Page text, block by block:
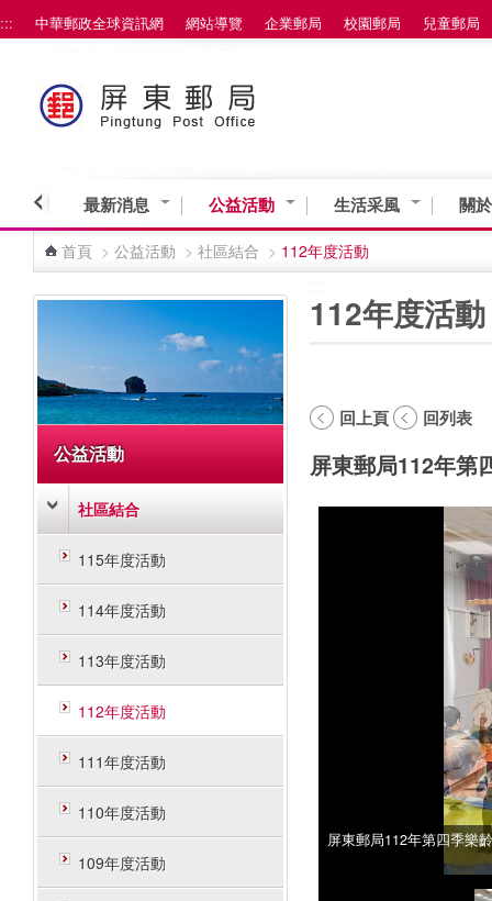
跳到主要內容區塊
::: 中華郵政全球資訊網 網站導覽 企業郵局 校園郵局 兒童郵局
最新消息 公益活動 生活采風 關
首頁 > 公益活動 > 社區結合 > 112年度活動
公益活動
社區結合
115年度活動
114年度活動
113年度活動
112年度活動
111年度活動
110年度活動
109年度活動
112年度活動
回上頁 回列表
屏東郵局112年第
屏東郵局112年第四季樂
屏東郵局112年第四季樂